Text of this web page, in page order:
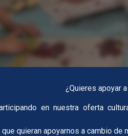
¿Quieres apoyar
en nuestra oferta
quieran apoyarnos a cambio